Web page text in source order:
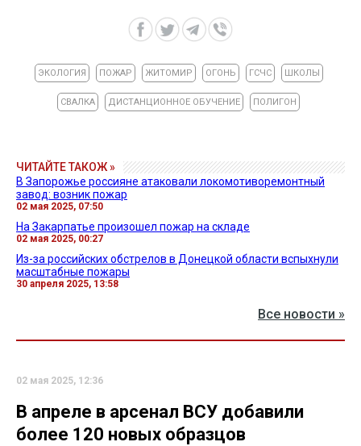
ЭКОЛОГИЯ ПОЖАР ЖИТОМИР ОГОНЬ ГСЧС ШКОЛЫ
СВАЛКА ДИСТАНЦИОННОЕ ОБУЧЕНИЕ ПОЛИГОН
ЧИТАЙТЕ ТАКОЖ »
В Запорожье россияне атаковали локомотиворемонтный
завод: возник пожар
02 мая 2025, 07:50
На Закарпатье произошел пожар на складе
02 мая 2025, 00:27
Из-за российских обстрелов в Донецкой области вспыхнули
масштабные пожары
30 апреля 2025, 13:58
Все новости »
02 мая 2025, 12:36
В апреле в арсенал ВСУ добавили
более 120 новых образцов